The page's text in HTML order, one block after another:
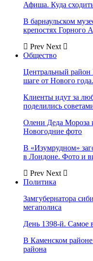
Афиша. Куда
В барнаульском
крепостях Горного
Prev Next
Общество
Центральный район
шаге от Нового
Клиенты идут за
поделились
Олени Деда Мороза
Новогодние фото
В «Изумрудном»
в Лондоне. Фото и
Prev Next
Политика
Замгубернатора
мегаполиса
День 1398-й. Самое
В Каменском районе
района